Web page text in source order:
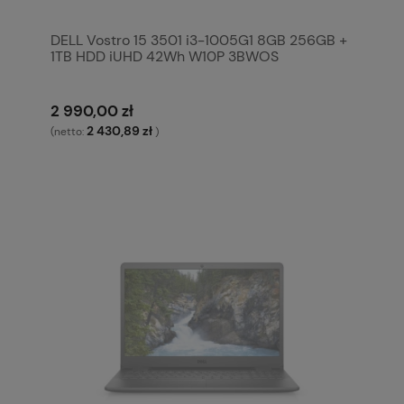
DELL Vostro 15 3501 i3-1005G1 8GB 256GB +
1TB HDD iUHD 42Wh W10P 3BWOS
2 990,00 zł
(netto:2 430,89 zł )